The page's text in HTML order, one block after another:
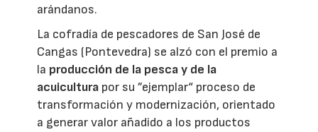
arándanos.
La cofradía de pescadores de San José de
Cangas (Pontevedra) se alzó con el premio a
la producción de la pesca y de la
acuicultura por su ”ejemplar“ proceso de
transformación y modernización, orientado
a generar valor añadido a los productos